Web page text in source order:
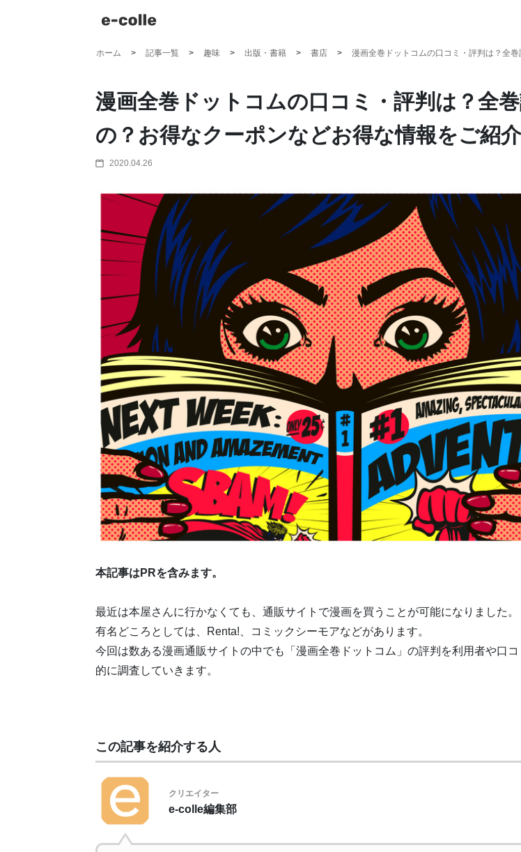
ホーム 記事一覧 趣味 出版・書籍 書店 漫画全巻ドットコムの口コミ・評判は？全
漫画全巻ドットコムの口コミ・評判は？全
の？お得なクーポンなどお得な情報をご紹介
2020.04.26
本記事はPRを含みます。
最近は本屋さんに行かなくても、通販サイトで漫画を買うことが可能になりました。
有名どころとしては、Renta!、コミックシーモアなどがあります。
今回は数ある漫画通販サイトの中でも「漫画全巻ドットコム」の評判を利用者や口
的に調査していきます。
この記事を紹介する人
クリエイター
e-colle編集部